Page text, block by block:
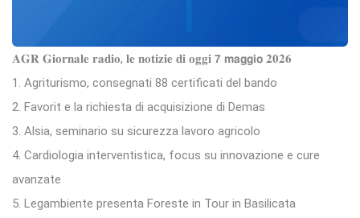
𝐀𝐆𝐑 𝐆𝐢𝐨𝐫𝐧𝐚𝐥𝐞 𝐫𝐚𝐝𝐢𝐨, 𝐥𝐞 𝐧𝐨𝐭𝐢𝐳𝐢𝐞 𝐝𝐢 𝐨𝐠𝐠𝐢 𝟳 𝗺𝗮𝗴𝗴𝗶𝗼 𝟐𝟎𝟐𝟔
1. Agriturismo, consegnati 88 certificati del bando
2. Favorit e la richiesta di acquisizione di Demas
3. Alsia, seminario su sicurezza lavoro agricolo
4. Cardiologia interventistica, focus su innovazione e cure
avanzate
5. Legambiente presenta Foreste in Tour in Basilicata